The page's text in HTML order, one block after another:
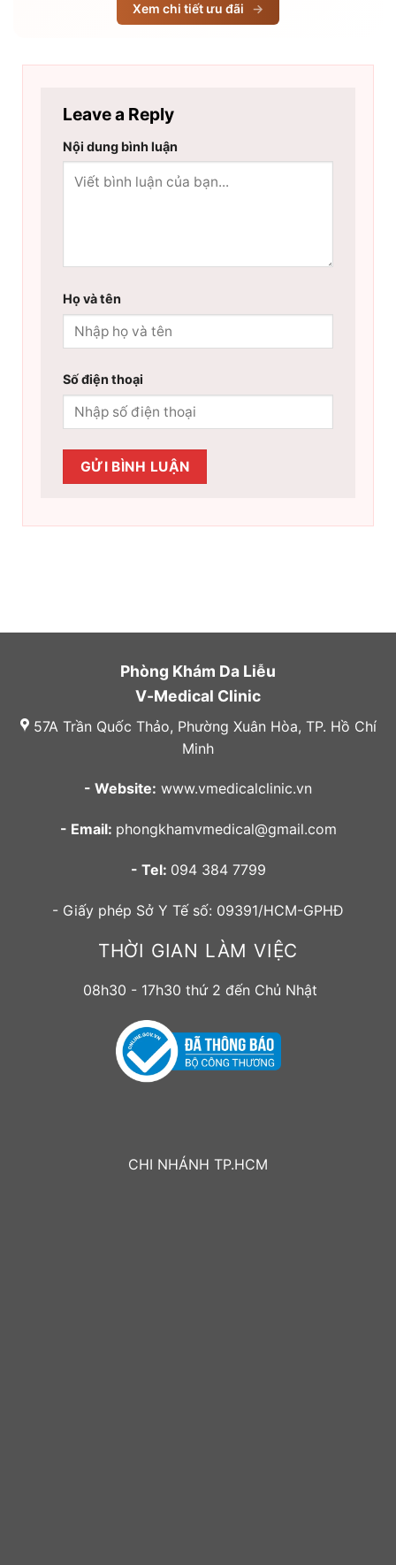
Xem chi tiết ưu đãi →
Leave a Reply
Nội dung bình luận
Họ và tên
Số điện thoại
Phòng Khám Da Liễu
V-Medical Clinic
57A Trần Quốc Thảo, Phường Xuân Hòa, TP. Hồ Chí
Minh
- Website: www.vmedicalclinic.vn
- Email: phongkhamvmedical@gmail.com
- Tel: 094 384 7799
- Giấy phép Sở Y Tế số: 09391/HCM-GPHĐ
THỜI GIAN LÀM VIỆC
08h30 - 17h30 thứ 2 đến Chủ Nhật
CHI NHÁNH TP.HCM